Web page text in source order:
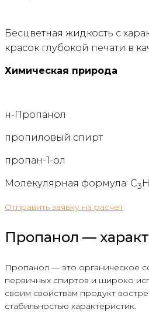
Бесцветная жидкость с
красок глубокой печати в
Химическая природа
н-Пропанол
пропиловый спирт
пропан-1-ол
Молекулярная формула: C3H
Отправить заявку на расчет
Пропанол —
Пропанол — это органическое
первичных спиртов и широко
своим свойствам продукт
стабильностью характеристик.